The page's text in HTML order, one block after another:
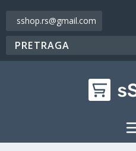
sshop.rs@gmail.com